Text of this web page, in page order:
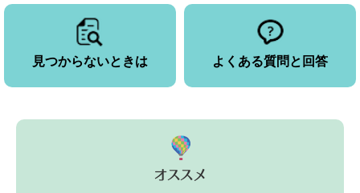
見つからないときは よくある質問と回答